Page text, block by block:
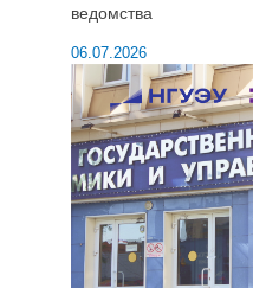
ведомства
06.07.2026